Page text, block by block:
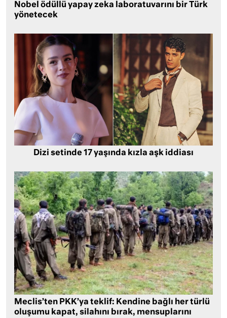
Nobel ödüllü yapay zeka laboratuvarını bir Türk
yönetecek
Dizi setinde 17 yaşında kızla aşk iddiası
Meclis’ten PKK’ya teklif: Kendine bağlı her türlü
oluşumu kapat, silahını bırak, mensuplarını